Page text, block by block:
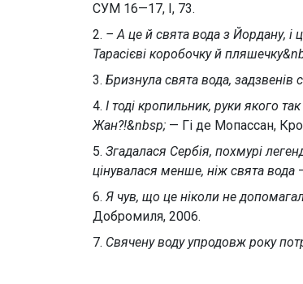
СУМ 16—17, І, 73.
2. – А це й свята вода з Йордану, і
Тарасієві коробочку й
3. Бризнула свята вода, задзвенів
4. І тоді кропильник, руки якого
Жан?!&nbsp; — Гі де Мопассан,
5. Згадалася Сербія, похмурі
цінувалася менше, ніж свята вода
6. Я чув, що це ніколи не
Добромиля, 2006.
7. Свячену воду упродовж року